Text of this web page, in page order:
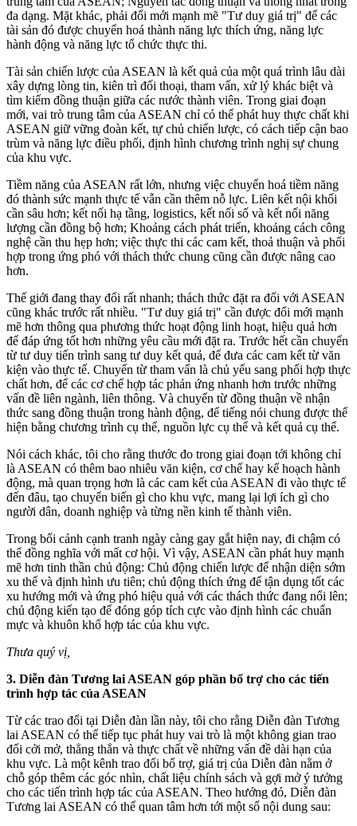
đa dạng. Mặt khác, phải đổi mới mạnh mẽ "Tư duy giá trị" để các
tài sản đó được chuyển hoá thành năng lực thích ứng, năng lực
hành động và năng lực tổ chức thực thi.
Tài sản chiến lược của ASEAN là kết quả của một quá trình lâu dài
xây dựng lòng tin, kiên trì đối thoại, tham vấn, xử lý khác biệt và
tìm kiếm đồng thuận giữa các nước thành viên. Trong giai đoạn
mới, vai trò trung tâm của ASEAN chỉ có thể phát huy thực chất khi
ASEAN giữ vững đoàn kết, tự chủ chiến lược, có cách tiếp cận bao
trùm và năng lực điều phối, định hình chương trình nghị sự chung
của khu vực.
Tiềm năng của ASEAN rất lớn, nhưng việc chuyển hoá tiềm năng
đó thành sức mạnh thực tế vẫn cần thêm nỗ lực. Liên kết nội khối
cần sâu hơn; kết nối hạ tầng, logistics, kết nối số và kết nối năng
lượng cần đồng bộ hơn; Khoảng cách phát triển, khoảng cách công
nghệ cần thu hẹp hơn; việc thực thi các cam kết, thoả thuận và phối
hợp trong ứng phó với thách thức chung cũng cần được nâng cao
hơn.
Thế giới đang thay đổi rất nhanh; thách thức đặt ra đối với ASEAN
cũng khác trước rất nhiều. "Tư duy giá trị" cần được đổi mới mạnh
mẽ hơn thông qua phương thức hoạt động linh hoạt, hiệu quả hơn
để đáp ứng tốt hơn những yêu cầu mới đặt ra. Trước hết cần chuyển
từ tư duy tiến trình sang tư duy kết quả, để đưa các cam kết từ văn
kiện vào thực tế. Chuyển từ tham vấn là chủ yếu sang phối hợp thực
chất hơn, để các cơ chế hợp tác phản ứng nhanh hơn trước những
vấn đề liên ngành, liên thông. Và chuyển từ đồng thuận về nhận
thức sang đồng thuận trong hành động, để tiếng nói chung được thể
hiện bằng chương trình cụ thể, nguồn lực cụ thể và kết quả cụ thể.
Nói cách khác, tôi cho rằng thước đo trong giai đoạn tới không chỉ
là ASEAN có thêm bao nhiêu văn kiện, cơ chế hay kế hoạch hành
động, mà quan trọng hơn là các cam kết của ASEAN đi vào thực tế
đến đâu, tạo chuyển biến gì cho khu vực, mang lại lợi ích gì cho
người dân, doanh nghiệp và từng nền kinh tế thành viên.
Trong bối cảnh cạnh tranh ngày càng gay gắt hiện nay, đi chậm có
thể đồng nghĩa với mất cơ hội. Vì vậy, ASEAN cần phát huy mạnh
mẽ hơn tinh thần chủ động: Chủ động chiến lược để nhận diện sớm
xu thế và định hình ưu tiên; chủ động thích ứng để tận dụng tốt các
xu hướng mới và ứng phó hiệu quả với các thách thức đang nổi lên;
chủ động kiến tạo để đóng góp tích cực vào định hình các chuẩn
mực và khuôn khổ hợp tác của khu vực.
Thưa quý vị,
3. Diễn đàn Tương lai ASEAN góp phần bổ trợ cho các tiến
trình hợp tác của ASEAN
Từ các trao đổi tại Diễn đàn lần này, tôi cho rằng Diễn đàn Tương
lai ASEAN có thể tiếp tục phát huy vai trò là một không gian trao
đổi cởi mở, thẳng thắn và thực chất về những vấn đề dài hạn của
khu vực. Là một kênh trao đổi bổ trợ, giá trị của Diễn đàn nằm ở
chỗ góp thêm các góc nhìn, chất liệu chính sách và gợi mở ý tưởng
cho các tiến trình hợp tác của ASEAN. Theo hướng đó, Diễn đàn
Tương lai ASEAN có thể quan tâm hơn tới một số nội dung sau: